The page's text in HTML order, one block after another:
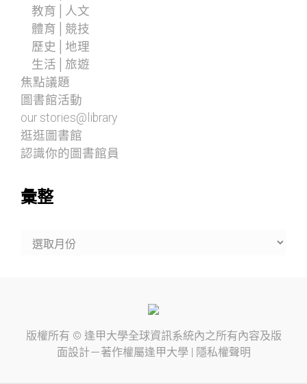
教育│人文
體育│競技
歷史│地理
生活│旅遊
焦點議題
圖書館活動
our stories@library
逛逛圖書館
認識你的圖書館員
彙整
版權所有 © 逢甲大學全球資訊系統內之所有內容及版
面設計－著作權屬逢甲大學 隱私權聲明